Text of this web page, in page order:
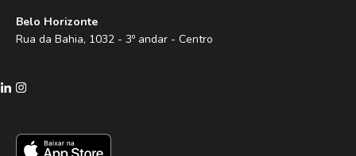
Belo Horizonte
Rua da Bahia, 1032 - 3º andar - Centro